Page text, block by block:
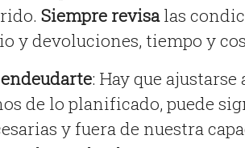
Siempre revisalas
y devoluciones, tiempo y
: Hay que
de lo planificado, puede
y fuera de nuestra